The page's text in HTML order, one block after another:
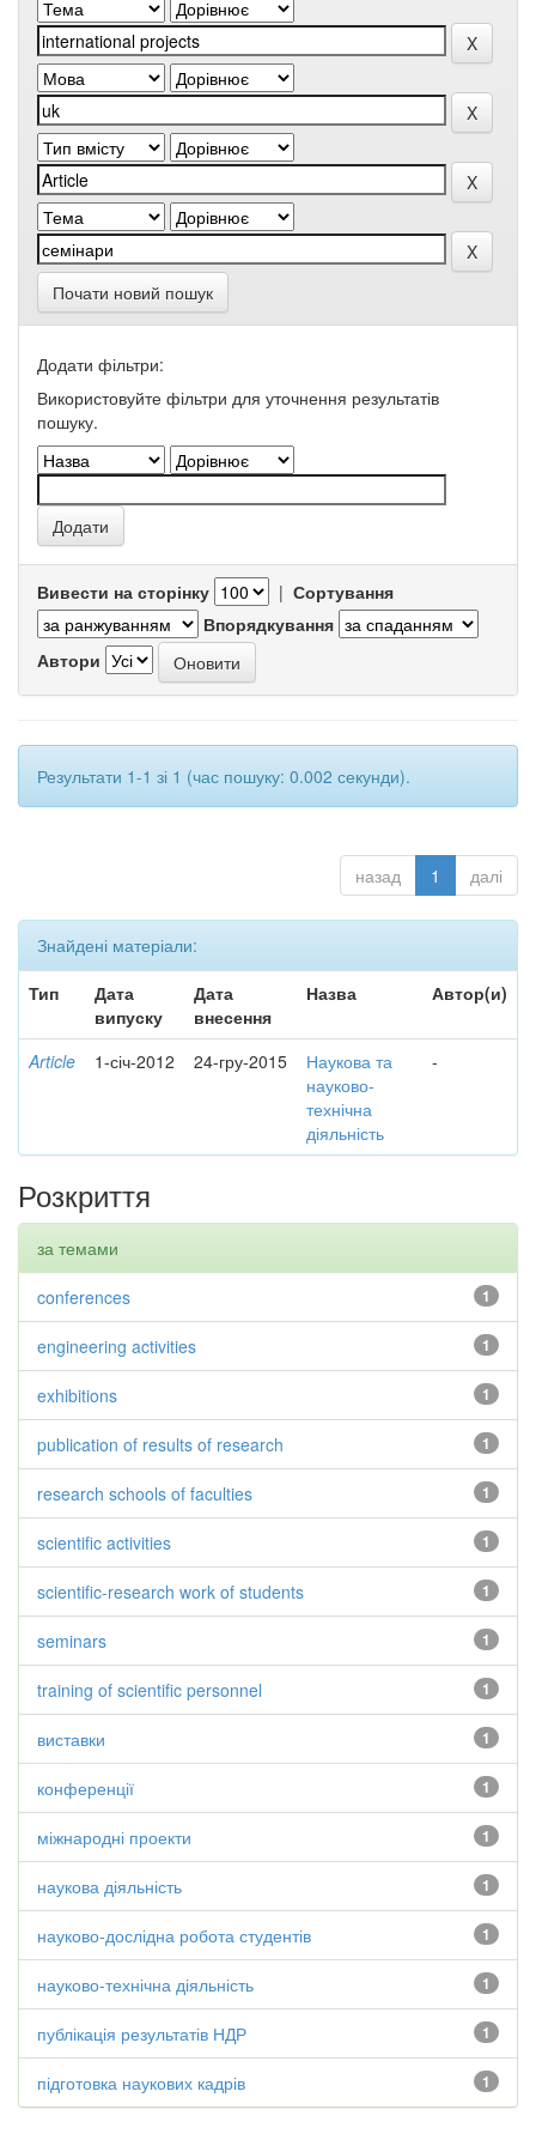
Почати новий пошук
Додати фільтри:
Використовуйте фільтри для уточнення результатів
пошуку.
Вивести на сторінку | Сортування
Впорядкування
Автори
Результати 1-1 зі 1 (час пошуку: 0.002 секунди).
назад 1 далі
Знайдені матеріали:
Тип
Дата
випуску
Дата
внесення
Назва Автор(и)
Article 1-січ-2012 24-гру-2015
Наукова та
науково-
технічна
діяльність
-
Розкриття
за темами
1
conferences
1
engineering activities
1
exhibitions
1
publication of results of research
1
research schools of faculties
1
scientific activities
1
scientific-research work of students
1
seminars
1
training of scientific personnel
1
виставки
1
конференції
1
міжнародні проекти
1
наукова діяльність
1
науково-дослідна робота студентів
1
науково-технічна діяльність
1
публікація результатів НДР
1
підготовка наукових кадрів